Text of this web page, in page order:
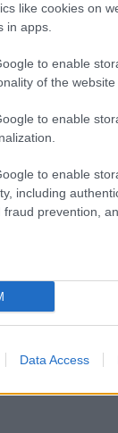
like cookies on
in apps.
to enable
of the website
to enable
to enable
including
fraud prevention,
Data Access
Diturco
Cabras